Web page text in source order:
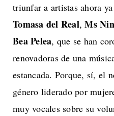
triunfar a artistas ahora
Tomasa del Real,Ms
Bea Pelea, que se han
renovadoras de una
estancada. Porque, sí, el
género liderado por
muy vocales sobre su